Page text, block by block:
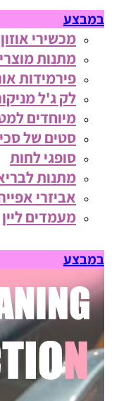
במבצע
מכשירי
מתנות
פירמידות
לק ג'ל
מיוחדים
סטים של
סופגי לחות
מתנות
אביזרי
מעמדים ליין
במבצע